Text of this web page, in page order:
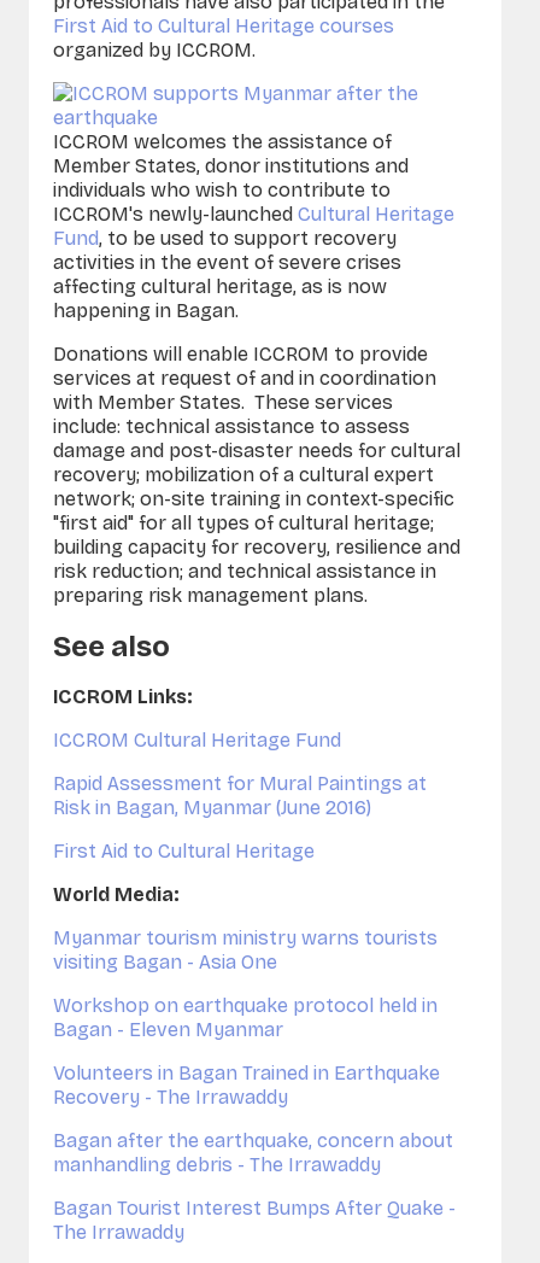
First Aid to Cultural Heritage courses
organized by ICCROM.
ICCROM welcomes the assistance of
Member States, donor institutions and
individuals who wish to contribute to
ICCROM's newly-launched Cultural Heritage
Fund, to be used to support recovery
activities in the event of severe crises
affecting cultural heritage, as is now
happening in Bagan.
Donations will enable ICCROM to provide
services at request of and in coordination
with Member States. These services
include: technical assistance to assess
damage and post-disaster needs for cultural
recovery; mobilization of a cultural expert
network; on-site training in context-specific
"first aid" for all types of cultural heritage;
building capacity for recovery, resilience and
risk reduction; and technical assistance in
preparing risk management plans.
See also
ICCROM Links:
ICCROM Cultural Heritage Fund
Rapid Assessment for Mural Paintings at
Risk in Bagan, Myanmar (June 2016)
First Aid to Cultural Heritage
World Media:
Myanmar tourism ministry warns tourists
visiting Bagan - Asia One
Workshop on earthquake protocol held in
Bagan - Eleven Myanmar
Volunteers in Bagan Trained in Earthquake
Recovery - The Irrawaddy
Bagan after the earthquake, concern about
manhandling debris - The Irrawaddy
Bagan Tourist Interest Bumps After Quake -
The Irrawaddy